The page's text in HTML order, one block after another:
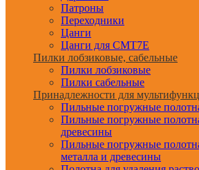
Патроны
Переходники
Цанги
Цанги для CMT7E
Пилки лобзиковые, сабельные
Пилки лобзиковые
Пилки сабельные
Принадлежности для
Пильные погружные
Пильные погружные
древесины
Пильные погружные
металла и древесины